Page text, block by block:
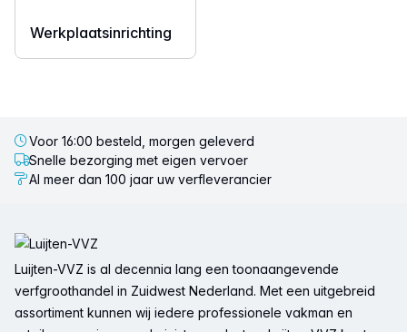
Werkplaatsinrichting
Voor 16:00 besteld, morgen geleverd
Snelle bezorging met eigen vervoer
Al meer dan 100 jaar uw verfleverancier
Luijten-VVZ is al decennia lang een toonaangevende
verfgroothandel in Zuidwest Nederland. Met een uitgebreid
assortiment kunnen wij iedere professionele vakman en